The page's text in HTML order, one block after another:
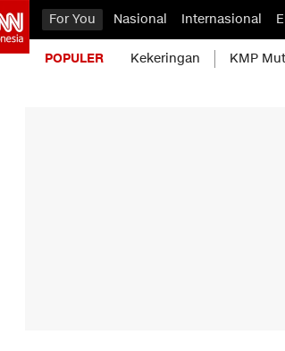
For You Nasional Internasional
POPULER Kekeringan KMP